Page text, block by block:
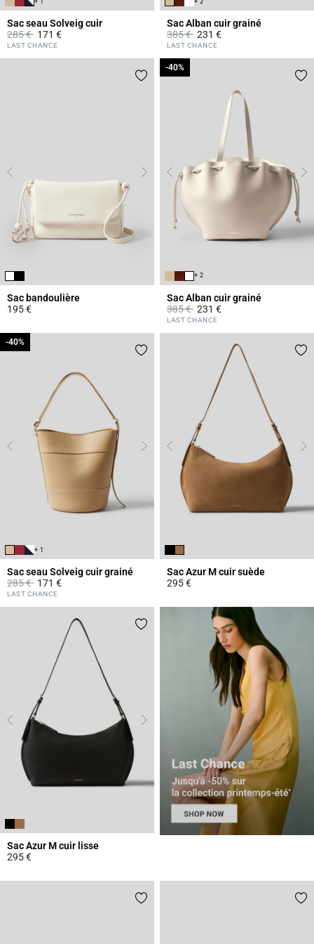
Sac seau Solveig cuir
Prix réduit à partir de
285 €à171 €
3,9 out of 5 Customer Rating
LAST CHANCE
Sac Alban cuir grainé
Prix réduit à partir de
385 €à231 €
5 out of 5 Customer Rating
LAST CHANCE
Sac bandoulière
195 €
+ 2
Sac Alban cuir grainé
Prix réduit à partir de
385 €à
-40%
231 €
4,4 out of 5 Customer Rating
LAST CHANCE
-40%
+ 1
Sac seau Solveig cuir grainé
Prix réduit à partir de
285 €à
-40%
171 €
4,7 out of 5 Customer Rating
LAST CHANCE
-40%
Sac Azur M cuir suède
295 €
Sac Azur M cuir lisse
295 €